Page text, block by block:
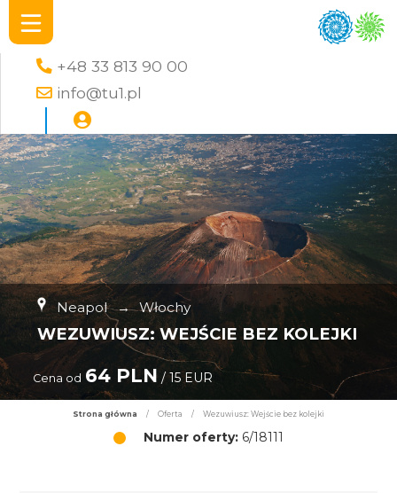
+48 33 813 90 00
info@tu1.pl
Neapol → Włochy
WEZUWIUSZ: WEJŚCIE BEZ KOLEJKI
Cena od 64 PLN / 15 EUR
Strona główna / Oferta / Wezuwiusz: Wejście bez kolejki
Numer oferty: 6/18111